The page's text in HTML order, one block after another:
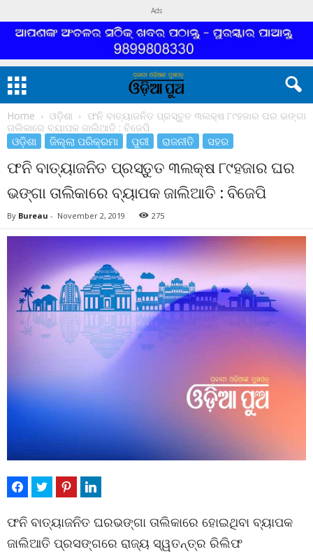
Ads
Home ଓଡ଼ିଶା
ଫନି ବାତ୍ୟାଜନିତ ପ୍ରସ୍ତୁତ ୩ଲକ୍ଷ ୮୯ହଜାର ଘର ଭଙ୍ଗା
ତାଲିକାରେ ବ୍ୟାପକ ଜାଲିଆତି : ବିଜେପି
ଓଡ଼ିଶା ଜିଲ୍ଲା ପରିକ୍ରମା ପୁରୀ ରାଜନୀତି ସହର
ଫନି ବାତ୍ୟାଜନିତ ପ୍ରସ୍ତୁତ ୩ଲକ୍ଷ ୮୯ହଜାର ଘର
ଭଙ୍ଗା ତାଲିକାରେ ବ୍ୟାପକ ଜାଲିଆତି : ବିଜେପି
By Bureau - November 2, 2019 275
ଫନି ବାତ୍ୟାଜନିତ ଘରଭଙ୍ଗା ତାଲିକାରେ ହୋଇଥିବା ବ୍ୟାପକ
ଜାଲିଆତି ପ୍ରସଙ୍ଗରେ ରାଜ୍ୟ ସ୍ୱତନ୍ତ୍ର ରିଲିଫ